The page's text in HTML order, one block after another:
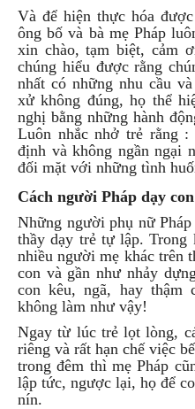
Và để hiện thực hóa
ông bố và bà mẹ Pháp
xin chào, tạm biệt, cảm
chúng hiểu được rằng
nhất có những nhu cầu
xử không đúng, họ thể
nghị bằng những hành
Luôn nhắc nhở trẻ rằng
định và không ngần ngại
đối mặt với những tình
Cách người Pháp dạy
Những người phụ nữ
thầy dạy trẻ tự lập.
nhiều người mẹ khác trên
con và gần như nhảy
con kêu, ngã, hay thậm
không làm như vậy!
Ngay từ lúc trẻ lọt lòng,
riêng và rất hạn chế việc
trong đêm thì mẹ Pháp
lập tức, ngược lại, họ để
nín.